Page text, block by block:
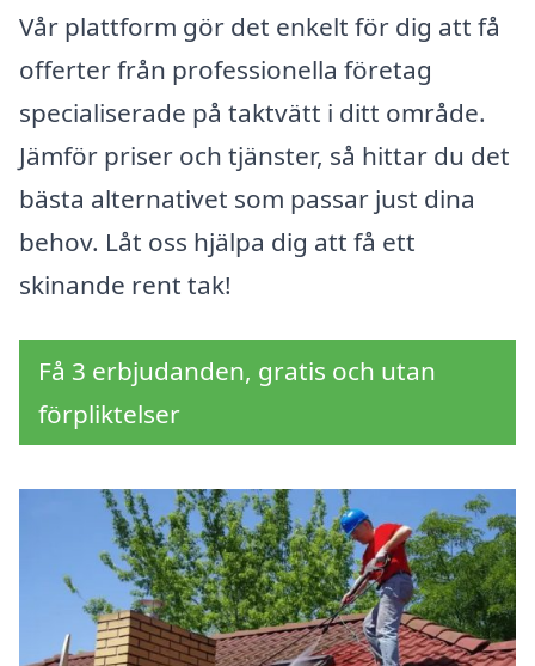
Vår plattform gör det enkelt för dig att få
offerter från professionella företag
specialiserade på taktvätt i ditt område.
Jämför priser och tjänster, så hittar du det
bästa alternativet som passar just dina
behov. Låt oss hjälpa dig att få ett
skinande rent tak!
Få 3 erbjudanden, gratis och utan
förpliktelser